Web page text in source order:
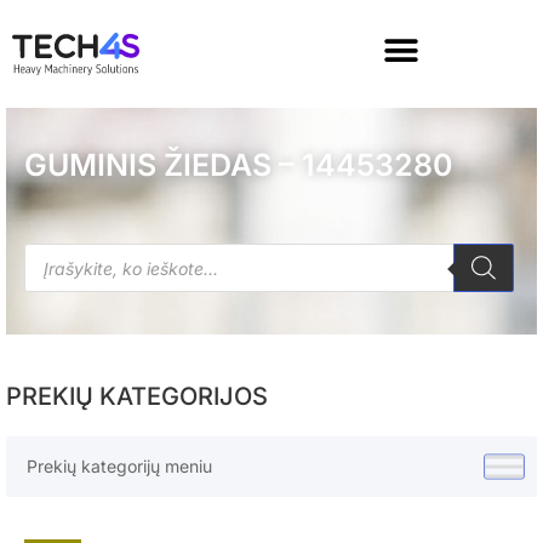
GUMINIS ŽIEDAS – 14453280
PREKIŲ KATEGORIJOS
Prekių kategorijų meniu